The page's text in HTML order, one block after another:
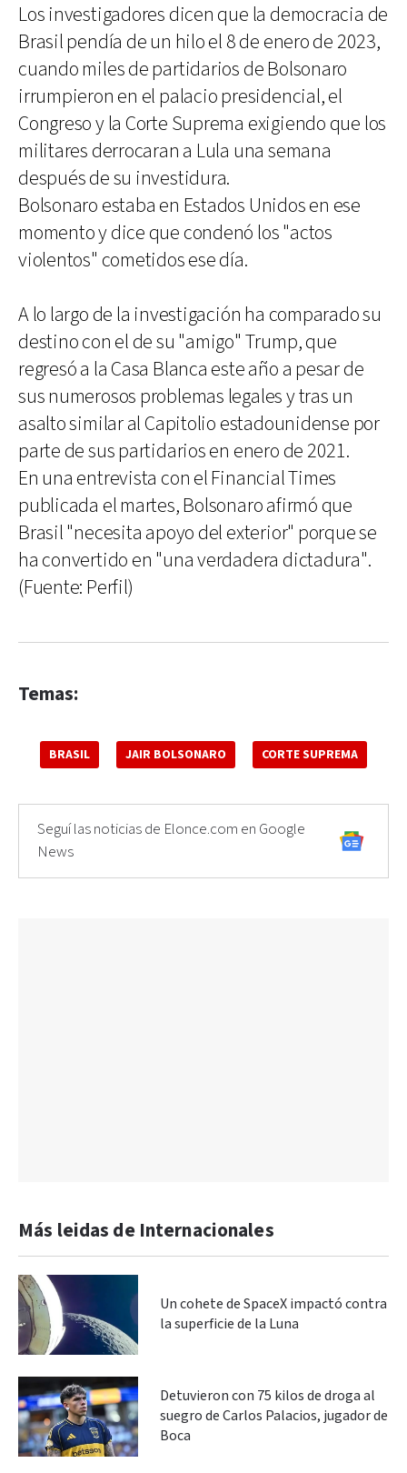
Los investigadores dicen que la democracia de
Brasil pendía de un hilo el 8 de enero de 2023,
cuando miles de partidarios de Bolsonaro
irrumpieron en el palacio presidencial, el
Congreso y la Corte Suprema exigiendo que los
militares derrocaran a Lula una semana
después de su investidura.
Bolsonaro estaba en Estados Unidos en ese
momento y dice que condenó los "actos
violentos" cometidos ese día.
A lo largo de la investigación ha comparado su
destino con el de su "amigo" Trump, que
regresó a la Casa Blanca este año a pesar de
sus numerosos problemas legales y tras un
asalto similar al Capitolio estadounidense por
parte de sus partidarios en enero de 2021.
En una entrevista con el Financial Times
publicada el martes, Bolsonaro afirmó que
Brasil "necesita apoyo del exterior" porque se
ha convertido en "una verdadera dictadura".
(Fuente: Perfil)
Temas:
BRASIL JAIR BOLSONARO CORTE SUPREMA
Seguí las noticias de Elonce.com en Google
News
Más leidas de Internacionales
Un cohete de SpaceX impactó contra
la superficie de la Luna
Detuvieron con 75 kilos de droga al
suegro de Carlos Palacios, jugador de
Boca